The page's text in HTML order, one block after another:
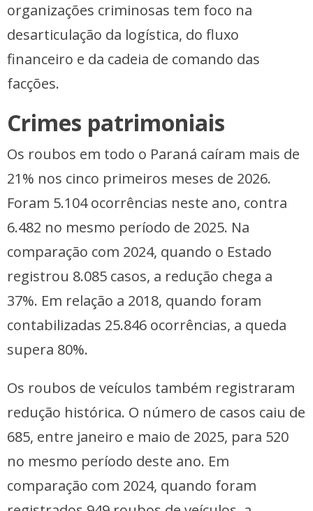
organizações criminosas tem foco na
desarticulação da logística, do fluxo
financeiro e da cadeia de comando das
facções.
Crimes patrimoniais
Os roubos em todo o Paraná caíram mais de
21% nos cinco primeiros meses de 2026.
Foram 5.104 ocorrências neste ano, contra
6.482 no mesmo período de 2025. Na
comparação com 2024, quando o Estado
registrou 8.085 casos, a redução chega a
37%. Em relação a 2018, quando foram
contabilizadas 25.846 ocorrências, a queda
supera 80%.
Os roubos de veículos também registraram
redução histórica. O número de casos caiu de
685, entre janeiro e maio de 2025, para 520
no mesmo período deste ano. Em
comparação com 2024, quando foram